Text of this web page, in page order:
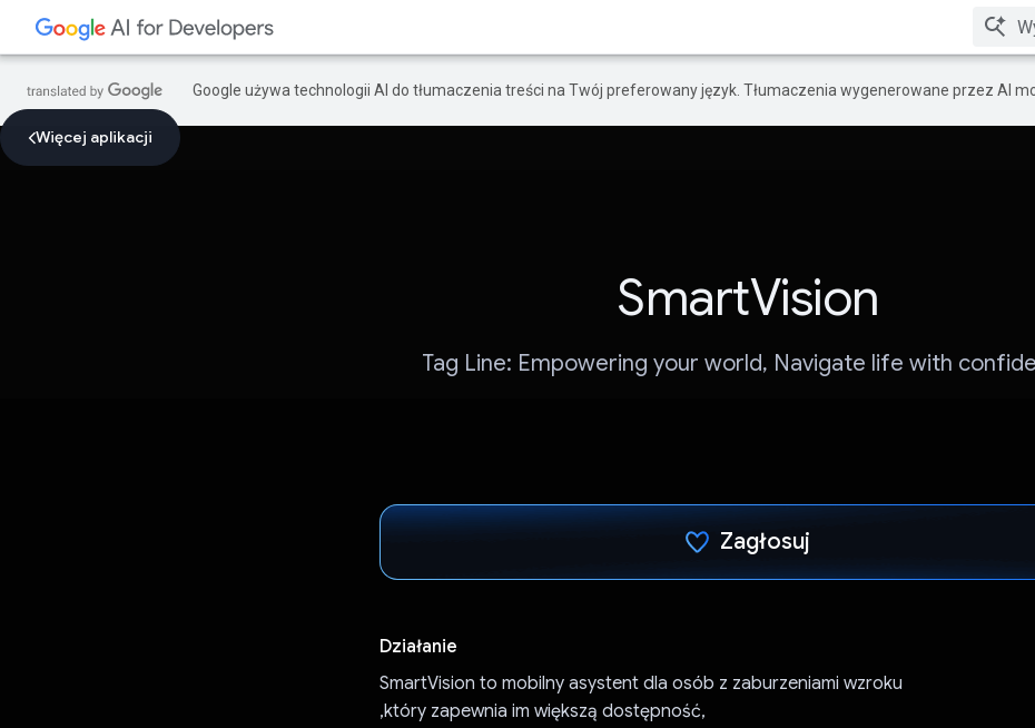
Google używa technologii AI do tłumaczenia treści na Twój preferowany język. Tłumaczenia wygenerowane przez AI
Więcej aplikacji
SmartVision
Tag Line: Empowering your world, Navigate life with
Zagłosuj
Działanie
SmartVision to mobilny asystent dla osób z zaburzeniami wzroku
,który zapewnia im większą dostępność,